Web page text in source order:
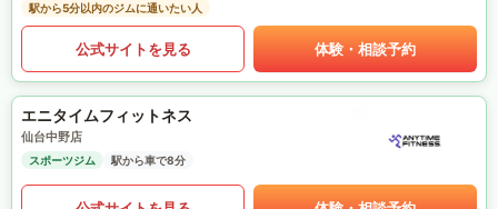
駅から5分以内のジムに通いたい人
公式サイトを見る 体験・相談予約
エニタイムフィットネス
仙台中野店
スポーツジム 駅から車で8分